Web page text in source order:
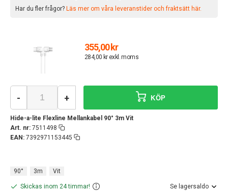
Har du fler frågor? Läs mer om våra leveranstider och fraktsätt här.
355,00 kr
284,00 kr exkl. moms
Hide-a-lite Flexline Mellankabel 90° 3m Vit
Art. nr: 7511498
EAN: 7392971153445
- + KÖP
90° 3m Vit
Skickas inom 24 timmar! Se lagersaldo